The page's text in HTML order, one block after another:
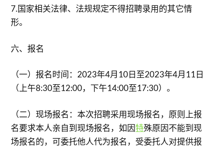
7.国家相关法律、法规规定不得招聘录用的其它情
形。
六、报名
（一）报名时间：2023年4月10日至2023年4月11日
（上午8:30至12:00，下午14:00至17:30）。
（二）现场报名：本次招聘采用现场报名，原则上报
名要求本人亲自到现场报名，如因特殊原因不能到现
场报名的，可委托他人代为报名，受委托人对提供报